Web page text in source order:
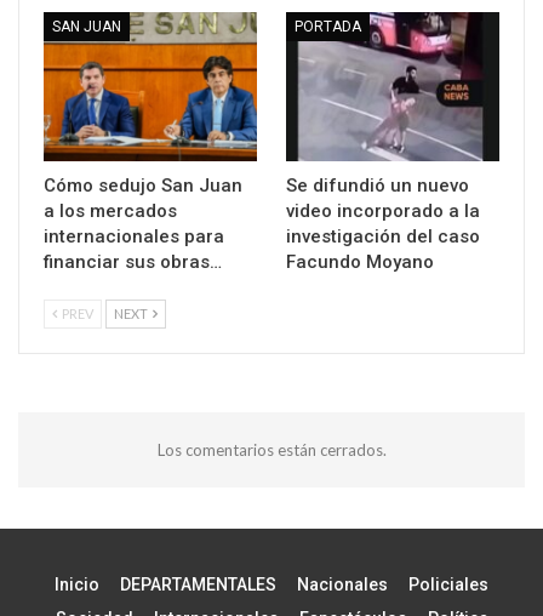
SAN JUAN
Cómo sedujo San Juan
a los mercados
internacionales para
financiar sus obras…
PORTADA
Se difundió un nuevo
video incorporado a la
investigación del caso
Facundo Moyano
PREV NEXT
Los comentarios están cerrados.
Inicio DEPARTAMENTALES Nacionales
Policiales